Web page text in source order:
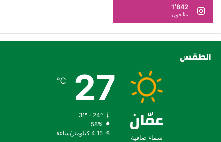
1٬842
متابعون
الطقس
عمّان
سماء صافية
27
℃
31º - 24º
58%
4.15 كيلومتر/ساعة